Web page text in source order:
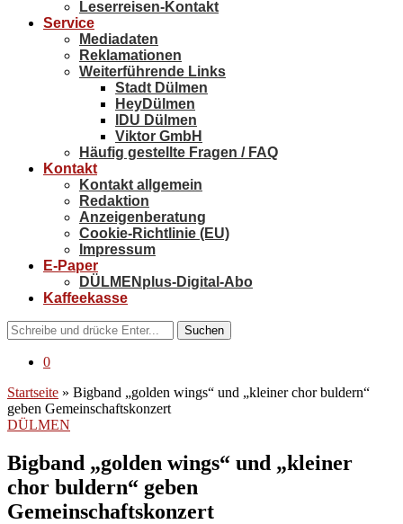
Leserreisen-Kontakt
Service
Mediadaten
Reklamationen
Weiterführende Links
Stadt Dülmen
HeyDülmen
IDU Dülmen
Viktor GmbH
Häufig gestellte Fragen / FAQ
Kontakt
Kontakt allgemein
Redaktion
Anzeigenberatung
Cookie-Richtlinie (EU)
Impressum
E-Paper
DÜLMENplus-Digital-Abo
Kaffeekasse
Suchen
0
Startseite » Bigband „golden wings“ und „kleiner chor buldern“
geben Gemeinschaftskonzert
DÜLMEN
Bigband „golden wings“ und „kleiner
chor buldern“ geben
Gemeinschaftskonzert